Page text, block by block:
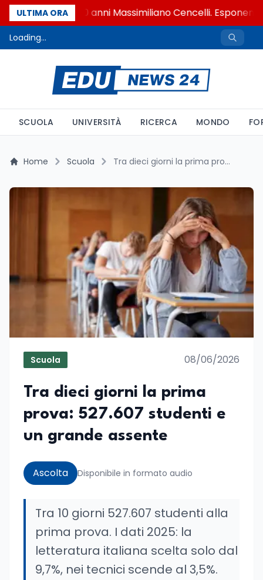
ULTIMA ORA
Si è spento a 90 anni Massimiliano Cencelli.
Loading...
SCUOLA UNIVERSITÀ RICERCA MONDO
Home Scuola Tra dieci giorni la prima prova: 527.607 studenti e un grande assente
Scuola 08/06/2026
Tra dieci giorni la prima
prova: 527.607 studenti e
un grande assente
Ascolta Disponibile in formato audio
Tra 10 giorni 527.607 studenti alla
prima prova. I dati 2025: la
letteratura italiana scelta solo dal
9,7%, nei tecnici scende al 3,5%.